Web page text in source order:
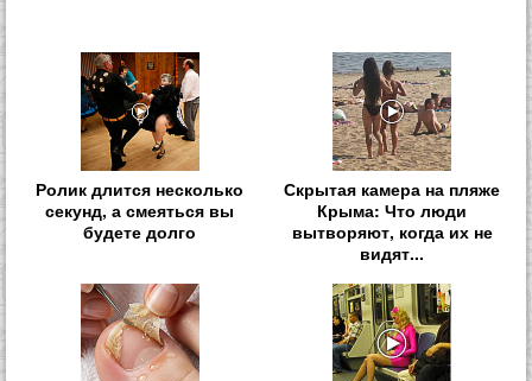
Ролик длится несколько
секунд, а смеяться вы
будете долго
Скрытая камера на пляже
Крыма: Что люди
вытворяют, когда их не
видят...